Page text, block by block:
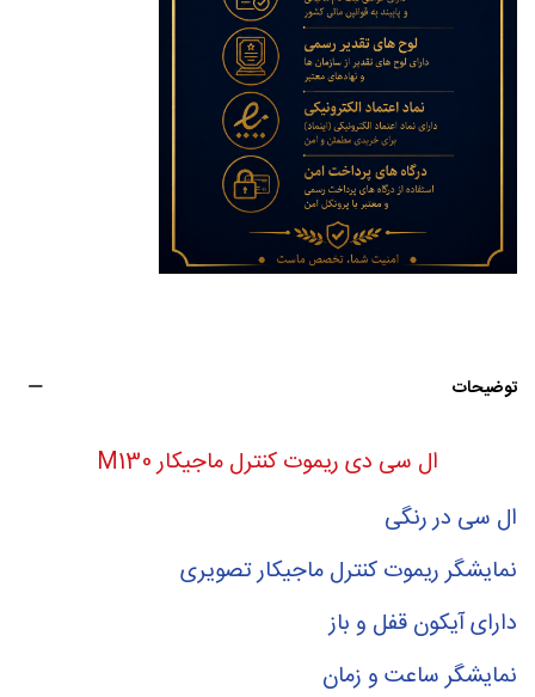
توضیحات
ال سی دی ریموت کنترل ماجیکار M130
ال سی در رنگی
نمایشگر ریموت کنترل ماجیکار تصویری
دارای آیکون قفل و باز
نمایشگر ساعت و زمان